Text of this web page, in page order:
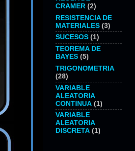
CRAMER (2)
RESISTENCIA DE
MATERIALES (3)
SUCESOS (1)
TEOREMA DE
BAYES (5)
TRIGONOMETRIA
(28)
VARIABLE
ALEATORIA
CONTINUA (1)
VARIABLE
ALEATORIA
DISCRETA (1)